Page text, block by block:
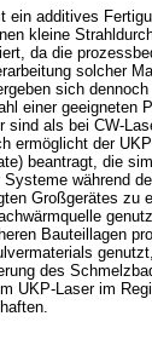
additives
kleine
da die
solcher
sich
einer
als bei CW-
der
beantragt, die
Großgerätes
Bauteillagen
des
Laser im